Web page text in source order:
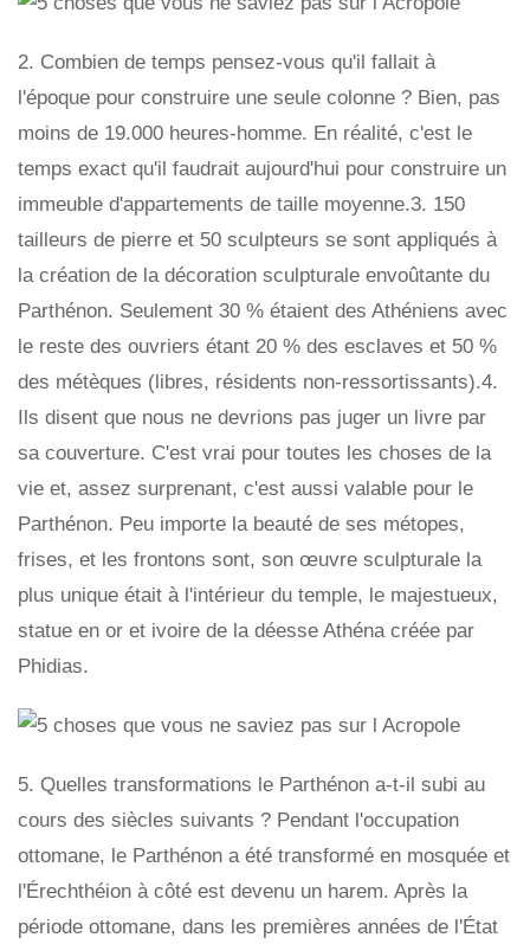
2. Combien de temps pensez-vous qu'il fallait à
l'époque pour construire une seule colonne ? Bien, pas
moins de 19.000 heures-homme. En réalité, c'est le
temps exact qu'il faudrait aujourd'hui pour construire un
immeuble d'appartements de taille moyenne.3. 150
tailleurs de pierre et 50 sculpteurs se sont appliqués à
la création de la décoration sculpturale envoûtante du
Parthénon. Seulement 30 % étaient des Athéniens avec
le reste des ouvriers étant 20 % des esclaves et 50 %
des métèques (libres, résidents non-ressortissants).4.
Ils disent que nous ne devrions pas juger un livre par
sa couverture. C'est vrai pour toutes les choses de la
vie et, assez surprenant, c'est aussi valable pour le
Parthénon. Peu importe la beauté de ses métopes,
frises, et les frontons sont, son œuvre sculpturale la
plus unique était à l'intérieur du temple, le majestueux,
statue en or et ivoire de la déesse Athéna créée par
Phidias.
5. Quelles transformations le Parthénon a-t-il subi au
cours des siècles suivants ? Pendant l'occupation
ottomane, le Parthénon a été transformé en mosquée et
l'Érechthéion à côté est devenu un harem. Après la
période ottomane, dans les premières années de l'État